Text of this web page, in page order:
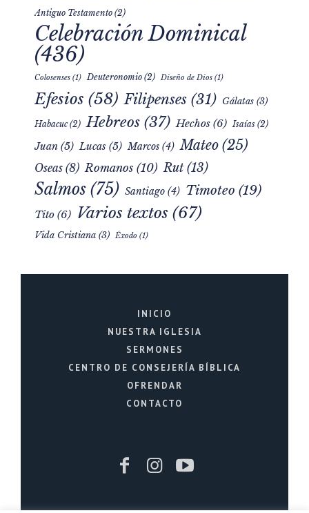
Antiguo Testamento (2)
Celebración Dominical
(436)
Colosenses (1) Deuteronomio (2) Diseño de Dios (1)
Efesios (58) Filipenses (31) Gálatas (3)
Habacuc (2) Hebreos (37) Hechos (6) Isaías (2)
Juan (5) Lucas (5) Marcos (4) Mateo (25)
Oseas (8) Romanos (10) Rut(13)
Salmos (75) Santiago (4) Timoteo (19)
Tito (6) Varios textos (67)
Vida Cristiana (3) Éxodo (1)
INICIO
NUESTRA IGLESIA
SERMONES
CENTRO DE CONSEJERÍA BÍBLICA
OFRENDAR
CONTACTO